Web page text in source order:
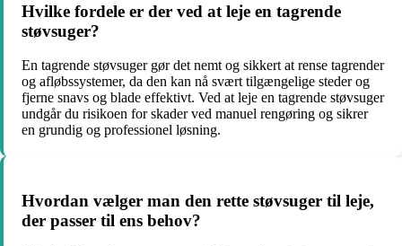
Hvilke fordele er der ved at leje en tagrende
støvsuger?
En tagrende støvsuger gør det nemt og sikkert at rense tagrender
og afløbssystemer, da den kan nå svært tilgængelige steder og
fjerne snavs og blade effektivt. Ved at leje en tagrende støvsuger
undgår du risikoen for skader ved manuel rengøring og sikrer
en grundig og professionel løsning.
Hvordan vælger man den rette støvsuger til leje,
der passer til ens behov?